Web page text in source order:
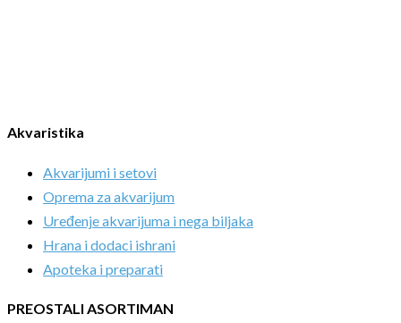
Akvaristika
Akvarijumi i setovi
Oprema za akvarijum
Uređenje akvarijuma i nega biljaka
Hrana i dodaci ishrani
Apoteka i preparati
PREOSTALI ASORTIMAN